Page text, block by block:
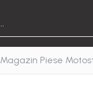
Magazin Piese